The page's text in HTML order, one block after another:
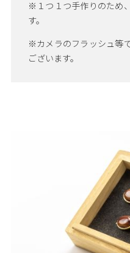
※１つ１つ手作りのため
す。
※カメラのフラッシュ等
ございます。